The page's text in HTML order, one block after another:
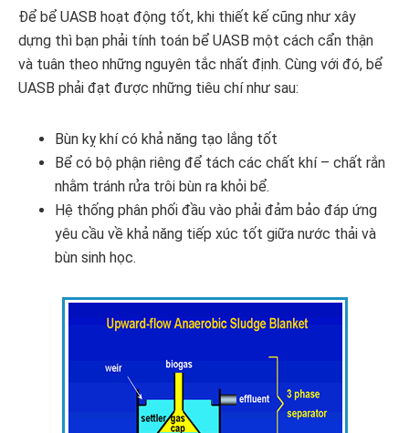
Để bể UASB hoạt động tốt, khi thiết kế cũng như xây
dựng thì bạn phải tính toán bể UASB một cách cẩn thận
và tuân theo những nguyên tắc nhất định. Cùng với đó, bể
UASB phải đạt được những tiêu chí như sau:
Bùn kỵ khí có khả năng tạo lắng tốt
Bể có bộ phận riêng để tách các chất khí – chất rắn
nhằm tránh rửa trôi bùn ra khỏi bể.
Hệ thống phân phối đầu vào phải đảm bảo đáp ứng
yêu cầu về khả năng tiếp xúc tốt giữa nước thải và
bùn sinh học.